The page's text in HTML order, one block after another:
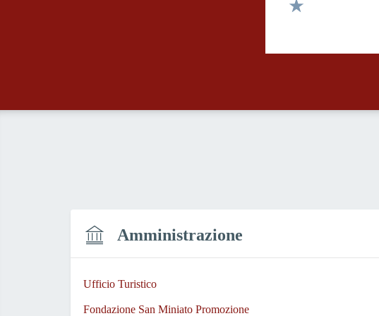
Valuta 2 stelle su 5
Amministrazione
Ufficio Turistico
Fondazione San Miniato Promozione